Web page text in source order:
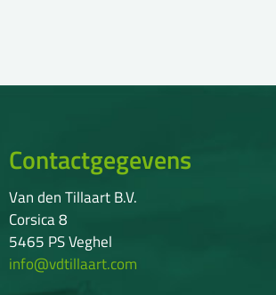
Contactgegevens
Van den Tillaart B.V.
Corsica 8
5465 PS Veghel
info@vdtillaart.com